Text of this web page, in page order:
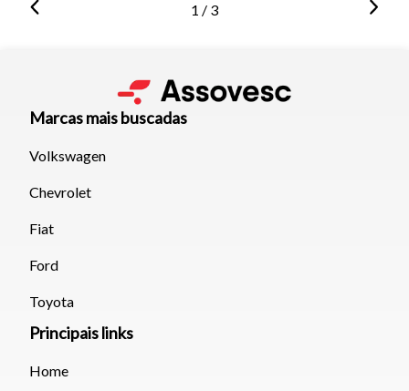
1 / 3
Marcas mais buscadas
Volkswagen
Chevrolet
Fiat
Ford
Toyota
Principais links
Home